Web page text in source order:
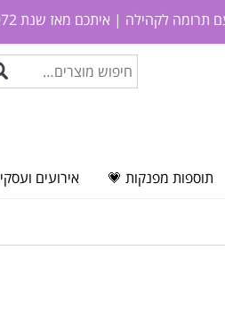
לקהילה | איתכם מאז שנת 1972
תוספות מפנקות 💗 אירועים ועסקי